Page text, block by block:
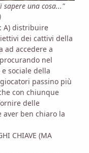
una cosa..."
A) distribuire
dei cattivi della
ad accedere a
nel
sociale della
passino più
con chiunque
delle
ben chiaro la
CHIAVE (MA